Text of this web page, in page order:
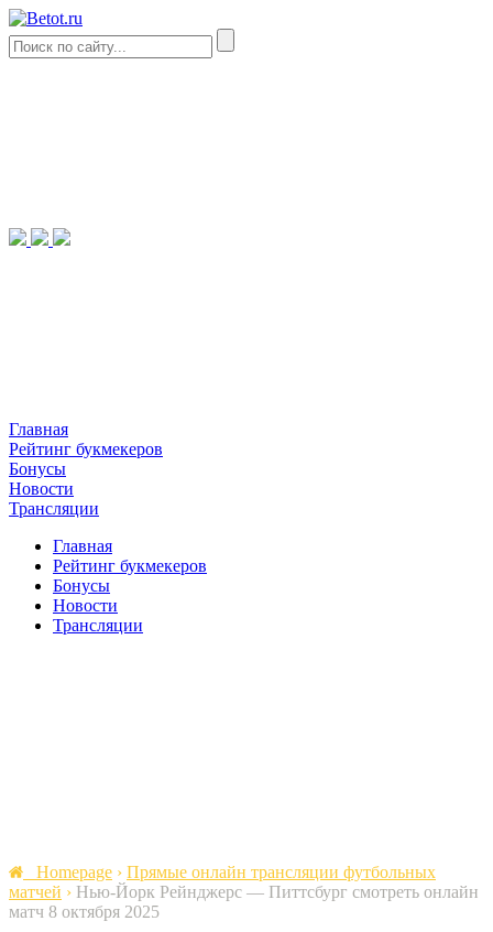
Главная
Рейтинг букмекеров
Бонусы
Новости
Трансляции
Главная
Рейтинг букмекеров
Бонусы
Новости
Трансляции
Homepage › Прямые онлайн трансляции футбольных
матчей › Нью-Йорк Рейнджерс — Питтсбург cмотреть онлайн
матч 8 октября 2025